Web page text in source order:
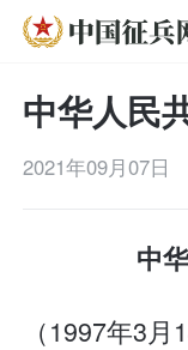
中华人民
2021年09月07日
中
（1997年3